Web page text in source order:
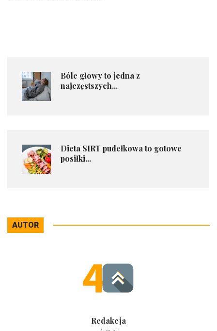
Bóle głowy to jedna z
najczęstszych...
​Dieta SIRT pudełkowa to gotowe
posiłki...
AUTOR
Redakcja